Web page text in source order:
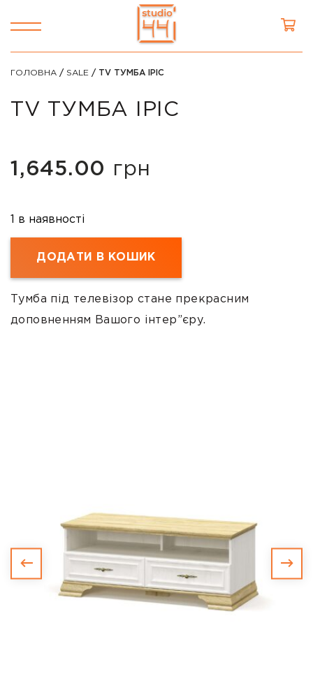
ГОЛОВНА / SALE / TV ТУМБА ІРІС
TV ТУМБА ІРІС
1,645.00 грн
Тумба під телевізор стане прекрасним
доповненням Вашого інтер”єру.
1 в наявності
ДОДАТИ В КОШИК